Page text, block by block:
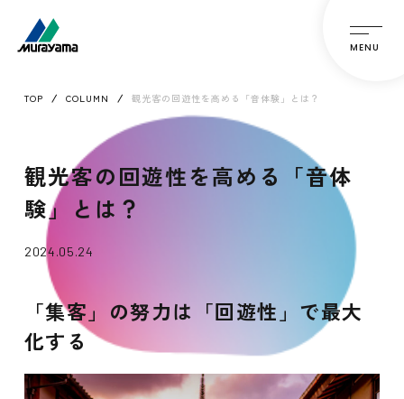
MENU
TOP COLUMN 観光客の回遊性を高める「音体験」とは？
観光客の回遊性を高める「音体
験」とは？
2024.05.24
「集客」の努力は「回遊性」で最大
化する